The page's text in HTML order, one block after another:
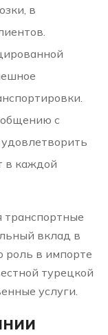
в
с
в каждой
вклад в
роль в импорте
турецкой
услуги.